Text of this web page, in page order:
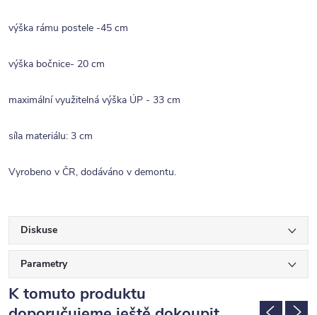
výška rámu postele -45 cm
výška bočnice- 20 cm
maximální využitelná výška ÚP - 33 cm
síla materiálu: 3 cm
Vyrobeno v ČR, dodáváno v demontu.
Diskuse
Parametry
K tomuto produktu